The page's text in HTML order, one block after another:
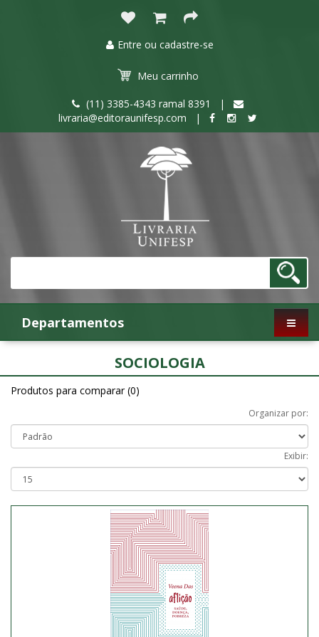
Entre ou cadastre-se
Meu carrinho
(11) 3385-4343 ramal 8391 |
livraria@editoraunifesp.com |
Departamentos
SOCIOLOGIA
Produtos para comparar (0)
Organizar por:
Exibir: